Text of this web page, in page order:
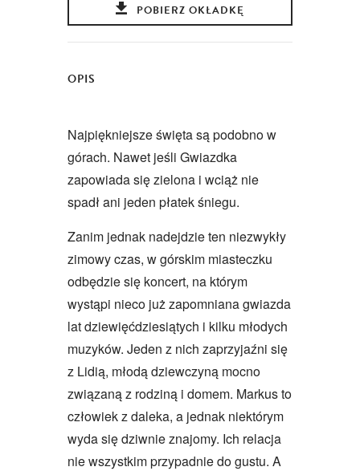
POBIERZ OKŁADKĘ
OPIS
Najpiękniejsze święta są podobno w
górach. Nawet jeśli Gwiazdka
zapowiada się zielona i wciąż nie
spadł ani jeden płatek śniegu.
Zanim jednak nadejdzie ten niezwykły
zimowy czas, w górskim miasteczku
odbędzie się koncert, na którym
wystąpi nieco już zapomniana gwiazda
lat dziewięćdziesiątych i kilku młodych
muzyków. Jeden z nich zaprzyjaźni się
z Lidią, młodą dziewczyną mocno
związaną z rodziną i domem. Markus to
człowiek z daleka, a jednak niektórym
wyda się dziwnie znajomy. Ich relacja
nie wszystkim przypadnie do gustu. A